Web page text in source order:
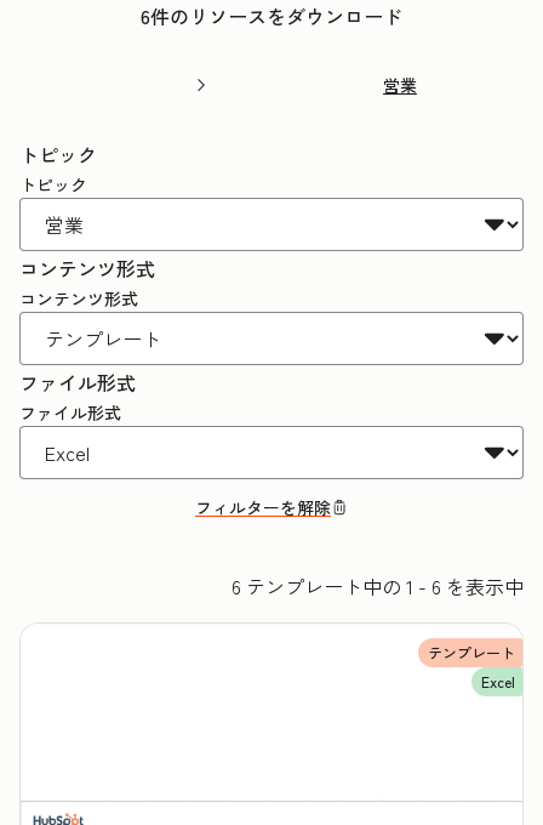
6件のリソースをダウンロード
営業
トピック
トピック
コンテンツ形式
コンテンツ形式
ファイル形式
ファイル形式
フィルターを解除
6 テンプレート中の 1 - 6 を表示中
テンプレート
Excel